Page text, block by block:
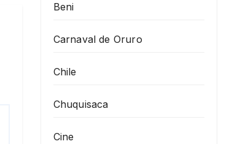
Beni
Carnaval de Oruro
Chile
Chuquisaca
Cine